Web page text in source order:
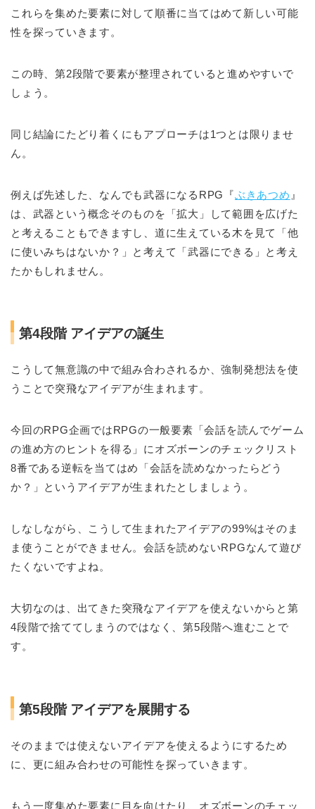
これらを集めた要素に対して順番に当てはめて新しい可能
性を探っていきます。
この時、第2段階で要素が整理されていると進めやすいで
しょう。
同じ結論にたどり着くにもアプローチは1つとは限りませ
ん。
例えば先述した、なんでも武器になるRPG『ぶきあつめ 』
は、武器という概念そのものを「拡大」して範囲を広げた
と考えることもできますし、道に生えている木を見て「他
に使いみちはないか？」と考えて「武器にできる」と考え
たかもしれません。
第4段階 アイデアの誕生
こうして無意識の中で組み合わされるか、強制発想法を使
うことで突飛なアイデアが生まれます。
今回のRPG企画ではRPGの一般要素「会話を読んでゲーム
の進め方のヒントを得る」にオズボーンのチェックリスト
8番である逆転を当てはめ「会話を読めなかったらどう
か？」というアイデアが生まれたとしましょう。
しなしながら、こうして生まれたアイデアの99%はそのま
ま使うことができません。会話を読めないRPGなんて遊び
たくないですよね。
大切なのは、出てきた突飛なアイデアを使えないからと第
4段階で捨ててしまうのではなく、第5段階へ進むことで
す。
第5段階 アイデアを展開する
そのままでは使えないアイデアを使えるようにするため
に、更に組み合わせの可能性を探っていきます。
もう一度集めた要素に目を向けたり、オズボーンのチェッ